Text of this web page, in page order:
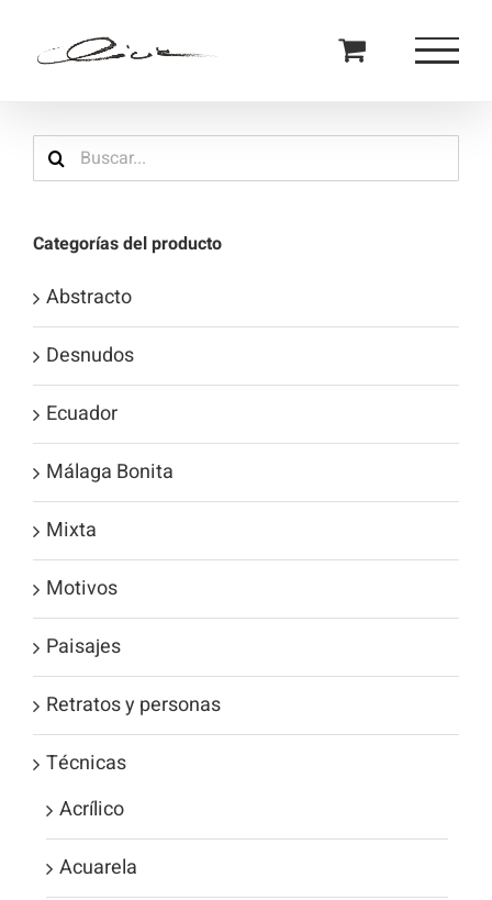
Buscar:
Categorías del producto
Abstracto
Desnudos
Ecuador
Málaga Bonita
Mixta
Motivos
Paisajes
Retratos y personas
Técnicas
Acrílico
Acuarela